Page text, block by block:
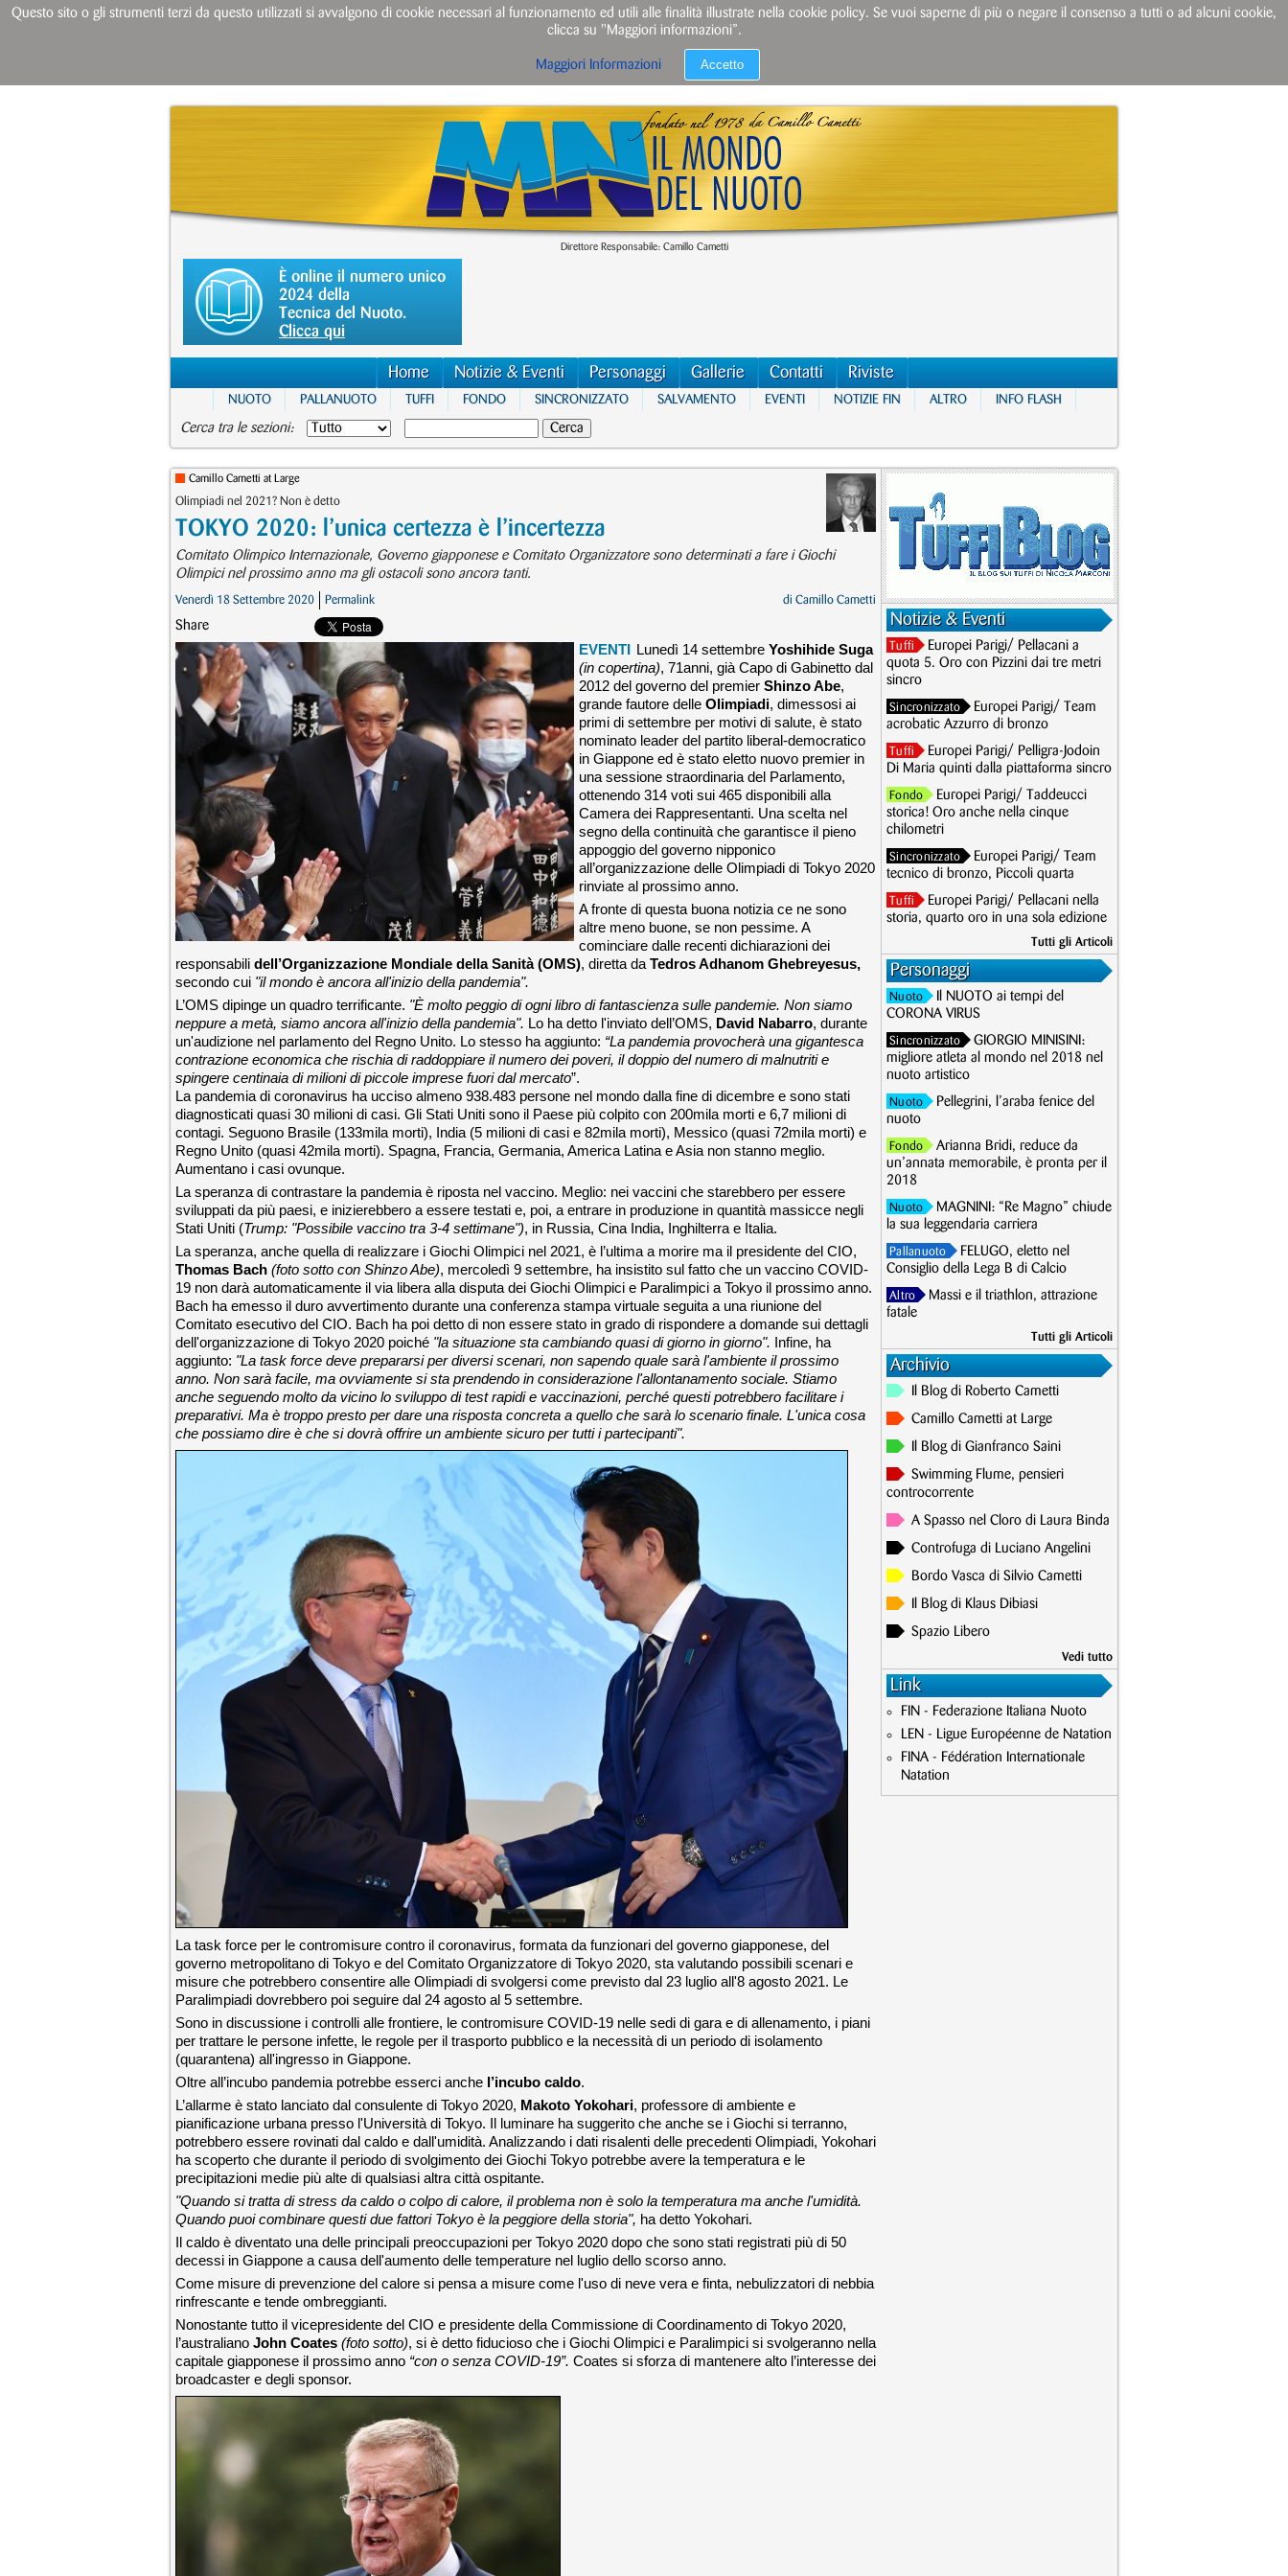
Direttore Responsabile: Camillo Cametti
È online il numero unico
2024 della
Tecnica del Nuoto.
Clicca qui
Home Notizie & Eventi Personaggi Gallerie Contatti Riviste
NUOTO PALLANUOTO TUFFI FONDO SINCRONIZZATO SALVAMENTO EVENTI NOTIZIE FIN ALTRO INFO FLASH
Cerca tra le sezioni:
Camillo Cametti at Large
Olimpiadi nel 2021? Non è detto
TOKYO 2020: l’unica certezza è l’incertezza
Comitato Olimpico Internazionale, Governo giapponese e Comitato Organizzatore sono determinati a fare i Giochi
Olimpici nel prossimo anno ma gli ostacoli sono ancora tanti.
Venerdì 18 Settembre 2020 Permalink di Camillo Cametti
Share
EVENTI Lunedì 14 settembre Yoshihide Suga
(in copertina), 71anni, già Capo di Gabinetto dal
2012 del governo del premier Shinzo Abe,
grande fautore delle Olimpiadi, dimessosi ai
primi di settembre per motivi di salute, è stato
nominato leader del partito liberal-democratico
in Giappone ed è stato eletto nuovo premier in
una sessione straordinaria del Parlamento,
ottenendo 314 voti sui 465 disponibili alla
Camera dei Rappresentanti. Una scelta nel
segno della continuità che garantisce il pieno
appoggio del governo nipponico
all’organizzazione delle Olimpiadi di Tokyo 2020
rinviate al prossimo anno.
A fronte di questa buona notizia ce ne sono
altre meno buone, se non pessime. A
cominciare dalle recenti dichiarazioni dei
responsabili dell’Organizzazione Mondiale della Sanità (OMS), diretta da Tedros Adhanom Ghebreyesus,
secondo cui "il mondo è ancora all'inizio della pandemia".
L’OMS dipinge un quadro terrificante. "È molto peggio di ogni libro di fantascienza sulle pandemie. Non siamo
neppure a metà, siamo ancora all'inizio della pandemia". Lo ha detto l'inviato dell’OMS, David Nabarro, durante
un'audizione nel parlamento del Regno Unito. Lo stesso ha aggiunto: “La pandemia provocherà una gigantesca
contrazione economica che rischia di raddoppiare il numero dei poveri, il doppio del numero di malnutriti e
spingere centinaia di milioni di piccole imprese fuori dal mercato”.
La pandemia di coronavirus ha ucciso almeno 938.483 persone nel mondo dalla fine di dicembre e sono stati
diagnosticati quasi 30 milioni di casi. Gli Stati Uniti sono il Paese più colpito con 200mila morti e 6,7 milioni di
contagi. Seguono Brasile (133mila morti), India (5 milioni di casi e 82mila morti), Messico (quasi 72mila morti) e
Regno Unito (quasi 42mila morti). Spagna, Francia, Germania, America Latina e Asia non stanno meglio.
Aumentano i casi ovunque.
La speranza di contrastare la pandemia è riposta nel vaccino. Meglio: nei vaccini che starebbero per essere
sviluppati da più paesi, e inizierebbero a essere testati e, poi, a entrare in produzione in quantità massicce negli
Stati Uniti (Trump: "Possibile vaccino tra 3-4 settimane"), in Russia, Cina India, Inghilterra e Italia.
La speranza, anche quella di realizzare i Giochi Olimpici nel 2021, è l’ultima a morire ma il presidente del CIO,
Thomas Bach (foto sotto con Shinzo Abe), mercoledì 9 settembre, ha insistito sul fatto che un vaccino COVID-
19 non darà automaticamente il via libera alla disputa dei Giochi Olimpici e Paralimpici a Tokyo il prossimo anno.
Bach ha emesso il duro avvertimento durante una conferenza stampa virtuale seguita a una riunione del
Comitato esecutivo del CIO. Bach ha poi detto di non essere stato in grado di rispondere a domande sui dettagli
dell'organizzazione di Tokyo 2020 poiché "la situazione sta cambiando quasi di giorno in giorno". Infine, ha
aggiunto: "La task force deve prepararsi per diversi scenari, non sapendo quale sarà l'ambiente il prossimo
anno. Non sarà facile, ma ovviamente si sta prendendo in considerazione l'allontanamento sociale. Stiamo
anche seguendo molto da vicino lo sviluppo di test rapidi e vaccinazioni, perché questi potrebbero facilitare i
preparativi. Ma è troppo presto per dare una risposta concreta a quello che sarà lo scenario finale. L'unica cosa
che possiamo dire è che si dovrà offrire un ambiente sicuro per tutti i partecipanti".
La task force per le contromisure contro il coronavirus, formata da funzionari del governo giapponese, del
governo metropolitano di Tokyo e del Comitato Organizzatore di Tokyo 2020, sta valutando possibili scenari e
misure che potrebbero consentire alle Olimpiadi di svolgersi come previsto dal 23 luglio all'8 agosto 2021. Le
Paralimpiadi dovrebbero poi seguire dal 24 agosto al 5 settembre.
Sono in discussione i controlli alle frontiere, le contromisure COVID-19 nelle sedi di gara e di allenamento, i piani
per trattare le persone infette, le regole per il trasporto pubblico e la necessità di un periodo di isolamento
(quarantena) all'ingresso in Giappone.
Oltre all’incubo pandemia potrebbe esserci anche l’incubo caldo.
L’allarme è stato lanciato dal consulente di Tokyo 2020, Makoto Yokohari, professore di ambiente e
pianificazione urbana presso l'Università di Tokyo. Il luminare ha suggerito che anche se i Giochi si terranno,
potrebbero essere rovinati dal caldo e dall'umidità. Analizzando i dati risalenti delle precedenti Olimpiadi, Yokohari
ha scoperto che durante il periodo di svolgimento dei Giochi Tokyo potrebbe avere la temperatura e le
precipitazioni medie più alte di qualsiasi altra città ospitante.
"Quando si tratta di stress da caldo o colpo di calore, il problema non è solo la temperatura ma anche l'umidità.
Quando puoi combinare questi due fattori Tokyo è la peggiore della storia", ha detto Yokohari.
Il caldo è diventato una delle principali preoccupazioni per Tokyo 2020 dopo che sono stati registrati più di 50
decessi in Giappone a causa dell'aumento delle temperature nel luglio dello scorso anno.
Come misure di prevenzione del calore si pensa a misure come l'uso di neve vera e finta, nebulizzatori di nebbia
rinfrescante e tende ombreggianti.
Nonostante tutto il vicepresidente del CIO e presidente della Commissione di Coordinamento di Tokyo 2020,
l’australiano John Coates (foto sotto), si è detto fiducioso che i Giochi Olimpici e Paralimpici si svolgeranno nella
capitale giapponese il prossimo anno “con o senza COVID-19”. Coates si sforza di mantenere alto l’interesse dei
broadcaster e degli sponsor.
Notizie & Eventi
Tuffi
Europei Parigi/ Pellacani a
quota 5. Oro con Pizzini dai tre metri
sincro
Sincronizzato
Europei Parigi/ Team
acrobatic Azzurro di bronzo
Tuffi
Europei Parigi/ Pelligra-Jodoin
Di Maria quinti dalla piattaforma sincro
Fondo
Europei Parigi/ Taddeucci
storica! Oro anche nella cinque
chilometri
Sincronizzato
Europei Parigi/ Team
tecnico di bronzo, Piccoli quarta
Tuffi
Europei Parigi/ Pellacani nella
storia, quarto oro in una sola edizione
Tutti gli Articoli
Personaggi
Nuoto
Il NUOTO ai tempi del
CORONA VIRUS
Sincronizzato
GIORGIO MINISINI:
migliore atleta al mondo nel 2018 nel
nuoto artistico
Nuoto
Pellegrini, l’araba fenice del
nuoto
Fondo
Arianna Bridi, reduce da
un’annata memorabile, è pronta per il
2018
Nuoto
MAGNINI: “Re Magno” chiude
la sua leggendaria carriera
Pallanuoto
FELUGO, eletto nel
Consiglio della Lega B di Calcio
Altro
Massi e il triathlon, attrazione
fatale
Tutti gli Articoli
Archivio
Il Blog di Roberto Cametti
Camillo Cametti at Large
Il Blog di Gianfranco Saini
Swimming Flume, pensieri
controcorrente
A Spasso nel Cloro di Laura Binda
Controfuga di Luciano Angelini
Bordo Vasca di Silvio Cametti
Il Blog di Klaus Dibiasi
Spazio Libero
Vedi tutto
Link
FIN - Federazione Italiana Nuoto
LEN - Ligue Européenne de Natation
FINA - Fédération Internationale
Natation
Questo sito o gli strumenti terzi da questo utilizzati si avvalgono di cookie necessari al funzionamento ed utili alle finalità illustrate nella cookie policy. Se vuoi saperne di più o negare il consenso a tutti o ad alcuni cookie,
clicca su "Maggiori informazioni”.
Maggiori Informazioni Accetto